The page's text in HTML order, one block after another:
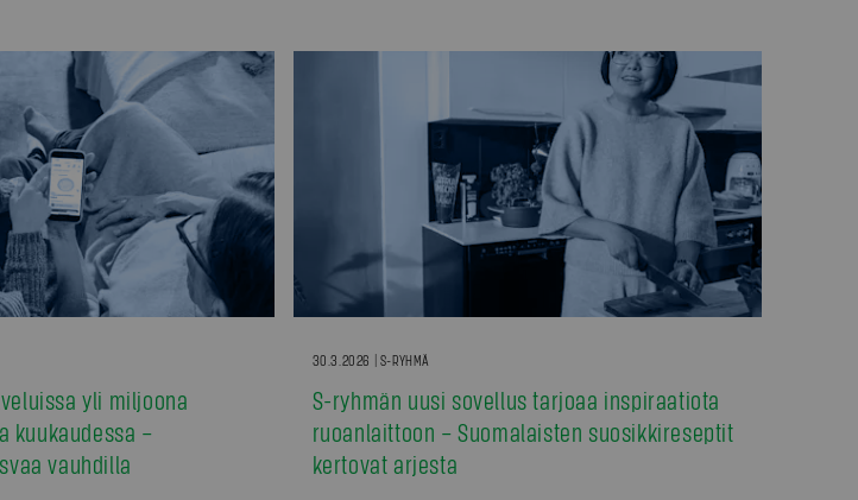
yli miljoona
kuukaudessa –
vauhdilla
30.3.2026 | S-RYHMÄ
S-ryhmän uusi sovellus tarjoaa inspiraatiota
ruoanlaittoon – Suomalaisten suosikkireseptit
kertovat arjesta